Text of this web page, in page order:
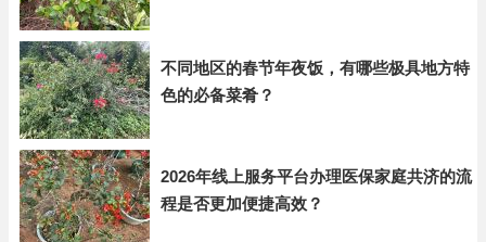
不同地区的春节年夜饭，有哪些极具地方特
色的必备菜肴？
2026年线上服务平台办理医保家庭共济的流
程是否更加便捷高效？